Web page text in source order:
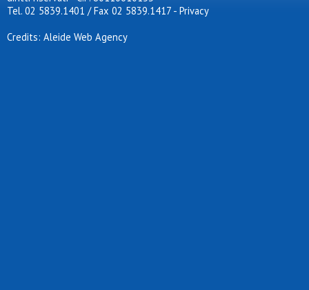
Tel. 02 5839.1401 / Fax 02 5839.1417 - Privacy
Credits: Aleide Web Agency